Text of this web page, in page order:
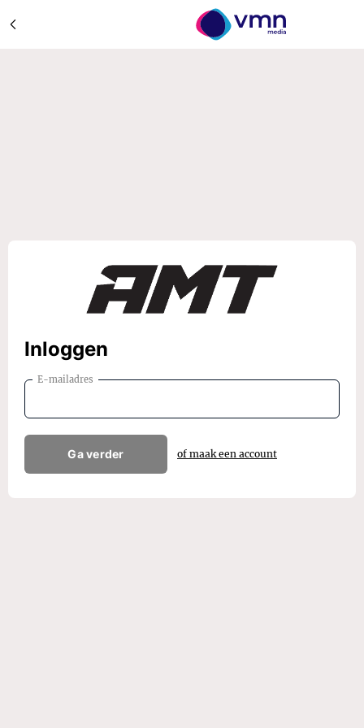
Inloggen
E-mailadres
Ga verder of maak een account